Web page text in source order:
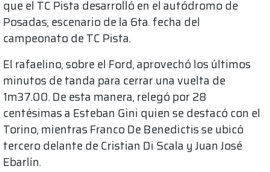
que el TC Pista desarrolló en el autódromo de
Posadas, escenario de la 6ta. fecha del
campeonato de TC Pista.
El rafaelino, sobre el Ford, aprovechó los últimos
minutos de tanda para cerrar una vuelta de
1m37.00. De esta manera, relegó por 28
centésimas a Esteban Gini quien se destacó con el
Torino, mientras Franco De Benedictis se ubicó
tercero delante de Cristian Di Scala y Juan José
Ebarlín.